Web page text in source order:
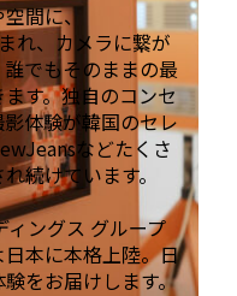
間に、
れ、カメラに繋が
でもそのままの最
す。独自のコンセ
体験が韓国のセレ
などたくさ
続けています。
ングス グループ
本に本格上陸。日
をお届けします。